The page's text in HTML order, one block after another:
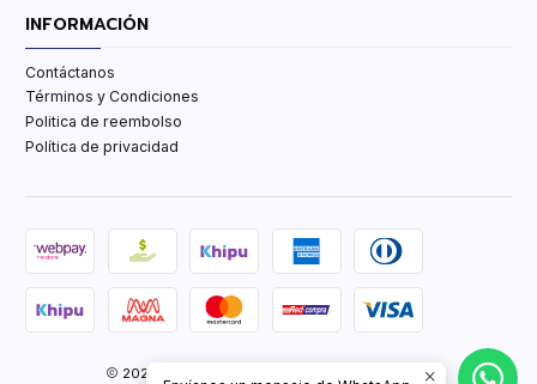
INFORMACIÓN
Contáctanos
Términos y Condiciones
Politica de reembolso
Política de privacidad
2026 TCenter Tu Tienda de Tecnología y mas.